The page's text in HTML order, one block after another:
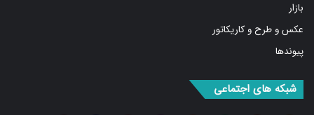
عکس و طرح و کاریکاتور
پیوندها